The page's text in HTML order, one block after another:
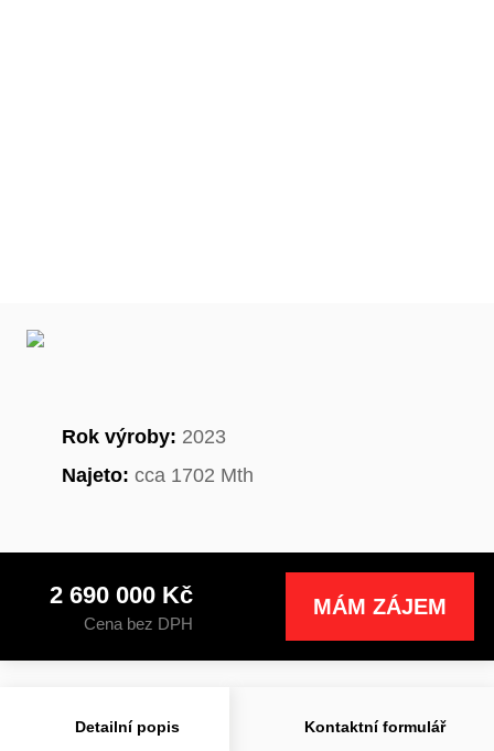
Rok výroby: 2023
Najeto: cca 1702 Mth
2 690 000 Kč
Cena bez DPH
MÁM ZÁJEM
Detailní popis Kontaktní formulář